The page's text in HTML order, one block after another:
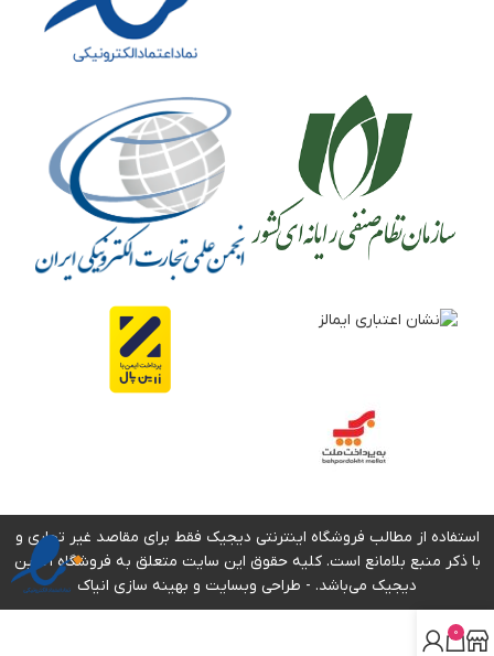
استفاده از مطالب فروشگاه اینترنتی دیجیک فقط برای مقاصد غیر تجاری و
با ذکر منبع بلامانع است. کلیه حقوق این سایت متعلق به فروشگاه آنلاین
دیجیک می‌باشد. - طراحی وبسایت و بهینه سازی انیاک
0